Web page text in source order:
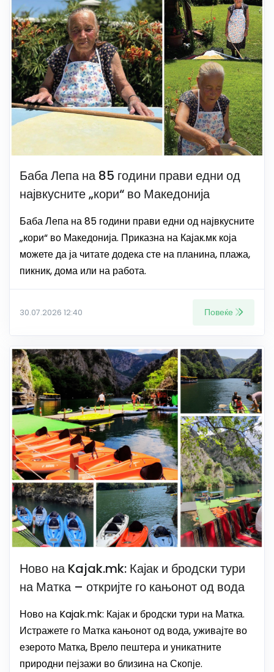
Баба Лепа на 85 години прави едни од
највкусните „кори“ во Македонија
Баба Лепа на 85 години прави едни од највкусните
„кори“ во Македонија. Приказна на Кајак.мк која
можете да ја читате додека сте на планина, плажа,
пикник, дома или на работа.
30.07.2026 12:40 Повеќе
Ново на Kajak.mk: Кајак и бродски тури
на Матка – откријте го кањонот од вода
Ново на Kajak.mk: Кајак и бродски тури на Матка.
Истражете го Матка кањонот од вода, уживајте во
езерото Матка, Врело пештера и уникатните
природни пејзажи во близина на Скопје.